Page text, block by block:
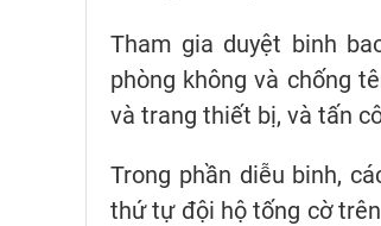
Tham gia duyệt binh
phòng không và chống
và trang thiết bị, và tấn
Trong phần diễu binh,
thứ tự đội hộ tống cờ